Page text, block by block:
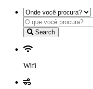
Search
Wifi